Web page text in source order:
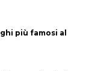
più famosi al